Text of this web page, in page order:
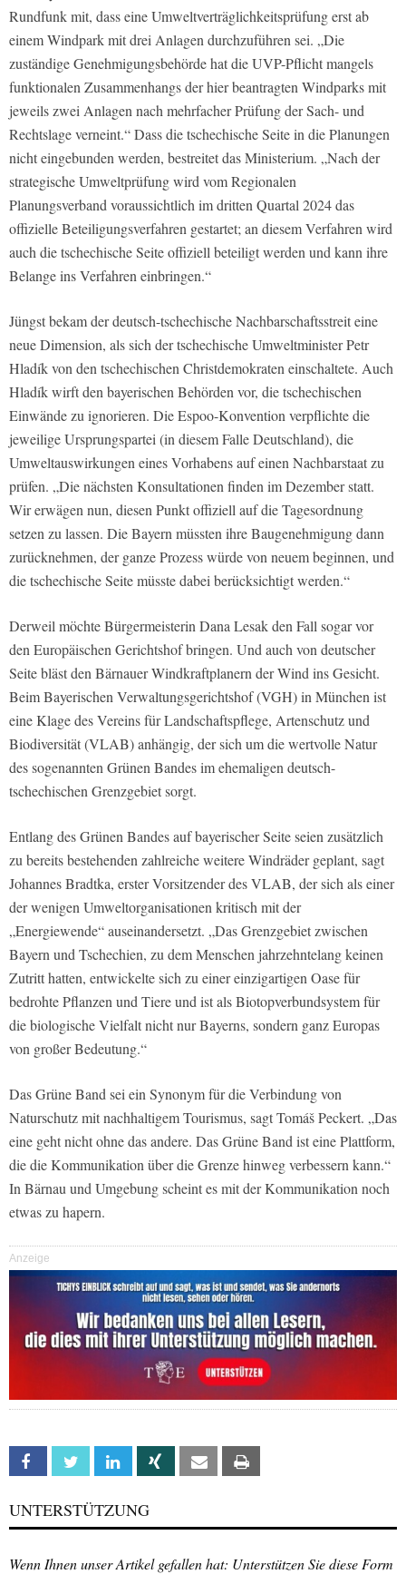
Rundfunk mit, dass eine Umweltverträglichkeitsprüfung erst ab
einem Windpark mit drei Anlagen durchzuführen sei. „Die
zuständige Genehmigungsbehörde hat die UVP-Pflicht mangels
funktionalen Zusammenhangs der hier beantragten Windparks mit
jeweils zwei Anlagen nach mehrfacher Prüfung der Sach- und
Rechtslage verneint.“ Dass die tschechische Seite in die Planungen
nicht eingebunden werden, bestreitet das Ministerium. „Nach der
strategische Umweltprüfung wird vom Regionalen
Planungsverband voraussichtlich im dritten Quartal 2024 das
offizielle Beteiligungsverfahren gestartet; an diesem Verfahren wird
auch die tschechische Seite offiziell beteiligt werden und kann ihre
Belange ins Verfahren einbringen.“
Jüngst bekam der deutsch-tschechische Nachbarschaftsstreit eine
neue Dimension, als sich der tschechische Umweltminister Petr
Hladík von den tschechischen Christdemokraten einschaltete. Auch
Hladík wirft den bayerischen Behörden vor, die tschechischen
Einwände zu ignorieren. Die Espoo-Konvention verpflichte die
jeweilige Ursprungspartei (in diesem Falle Deutschland), die
Umweltauswirkungen eines Vorhabens auf einen Nachbarstaat zu
prüfen. „Die nächsten Konsultationen finden im Dezember statt.
Wir erwägen nun, diesen Punkt offiziell auf die Tagesordnung
setzen zu lassen. Die Bayern müssten ihre Baugenehmigung dann
zurücknehmen, der ganze Prozess würde von neuem beginnen, und
die tschechische Seite müsste dabei berücksichtigt werden.“
Derweil möchte Bürgermeisterin Dana Lesak den Fall sogar vor
den Europäischen Gerichtshof bringen. Und auch von deutscher
Seite bläst den Bärnauer Windkraftplanern der Wind ins Gesicht.
Beim Bayerischen Verwaltungsgerichtshof (VGH) in München ist
eine Klage des Vereins für Landschaftspflege, Artenschutz und
Biodiversität (VLAB) anhängig, der sich um die wertvolle Natur
des sogenannten Grünen Bandes im ehemaligen deutsch-
tschechischen Grenzgebiet sorgt.
Entlang des Grünen Bandes auf bayerischer Seite seien zusätzlich
zu bereits bestehenden zahlreiche weitere Windräder geplant, sagt
Johannes Bradtka, erster Vorsitzender des VLAB, der sich als einer
der wenigen Umweltorganisationen kritisch mit der
„Energiewende“ auseinandersetzt. „Das Grenzgebiet zwischen
Bayern und Tschechien, zu dem Menschen jahrzehntelang keinen
Zutritt hatten, entwickelte sich zu einer einzigartigen Oase für
bedrohte Pflanzen und Tiere und ist als Biotopverbundsystem für
die biologische Vielfalt nicht nur Bayerns, sondern ganz Europas
von großer Bedeutung.“
Das Grüne Band sei ein Synonym für die Verbindung von
Naturschutz mit nachhaltigem Tourismus, sagt Tomáš Peckert. „Das
eine geht nicht ohne das andere. Das Grüne Band ist eine Plattform,
die die Kommunikation über die Grenze hinweg verbessern kann.“
In Bärnau und Umgebung scheint es mit der Kommunikation noch
etwas zu hapern.
Anzeige
Facebook Twitter Linkedin Xing Email
UNTERSTÜTZUNG
Wenn Ihnen unser Artikel gefallen hat: Unterstützen Sie diese Form